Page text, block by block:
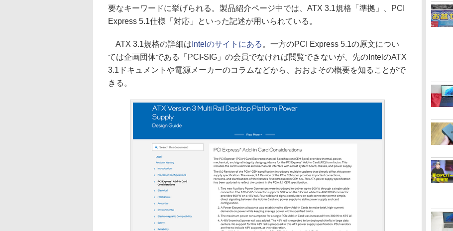
要なキーワードに挙げられる。製品紹介ページ中では、ATX 3.1規格「準拠」、PCI
Express 5.1仕様「対応」といった記述が用いられている。
ATX 3.1規格の詳細は Intelのサイトにある 。一方のPCI Express 5.1の原文につい
ては企画団体である「PCI-SIG」の会員でなければ閲覧できないが、先のIntelのATX
3.1ドキュメントや電源メーカーのコラムなどから、おおよその概要を知ることがで
きる。